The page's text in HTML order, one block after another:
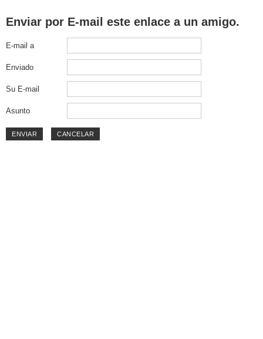
Enviar por E-mail este enlace a un amigo.
E-mail a
Enviado
Su E-mail
Asunto
ENVIAR CANCELAR